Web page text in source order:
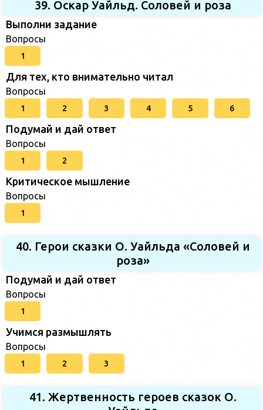
39. Оскар Уайльд. Соловей и роза
Выполни задание
Вопросы
1
Для тех, кто внимательно читал
Вопросы
1 2 3 4 5 6
Подумай и дай ответ
Вопросы
1 2
Критическое мышление
Вопросы
1
40. Герои сказки О. Уайльда «Соловей и
роза»
Подумай и дай ответ
Вопросы
1
Учимся размышлять
Вопросы
1 2 3
41. Жертвенность героев сказок О.